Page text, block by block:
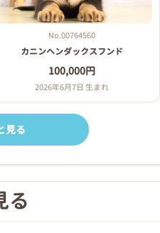
No.00764560
カニンヘンダックスフンド
100,000円
2026年6月7日 生まれ
見る
る